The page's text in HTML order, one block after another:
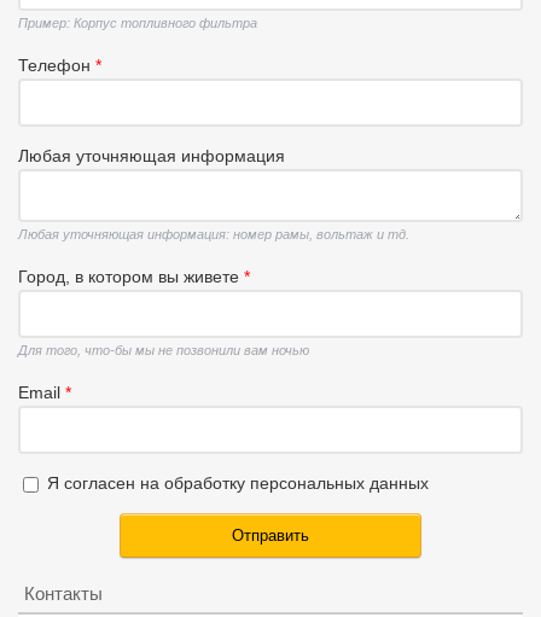
Пример: Корпус топливного фильтра
Телефон *
Любая уточняющая информация
Любая уточняющая информация: номер рамы, вольтаж и тд.
Город, в котором вы живете *
Для того, что-бы мы не позвонили вам ночью
Email *
Я согласен на обработку персональных данных*
Я согласен на обработку персональных данных
Контакты